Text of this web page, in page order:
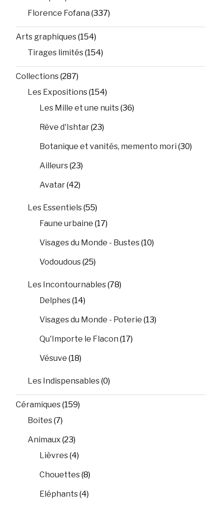
Florence Fofana (337)
Arts graphiques(154)
Tirages limités(154)
Collections(287)
Les Expositions(154)
Les Mille et une nuits(36)
Rêve d'Ishtar(23)
Botanique et vanités, memento mori (30)
Ailleurs(23)
Avatar(42)
Les Essentiels(55)
Faune urbaine (17)
Visages du Monde - Bustes(10)
Vodoudous(25)
Les Incontournables(78)
Delphes(14)
Visages du Monde - Poterie (13)
Qu'Importe le Flacon (17)
Vésuve (18)
Les Indispensables(0)
Céramiques(159)
Boites(7)
Animaux (23)
Lièvres(4)
Chouettes(8)
Eléphants(4)